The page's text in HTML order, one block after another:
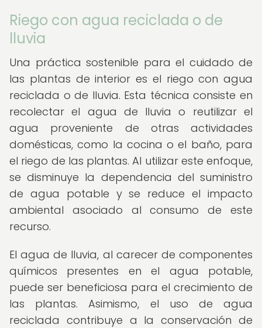
Riego con agua reciclada o de
lluvia
Una práctica sostenible para el cuidado de
las plantas de interior es el riego con agua
reciclada o de lluvia. Esta técnica consiste en
recolectar el agua de lluvia o reutilizar el
agua proveniente de otras actividades
domésticas, como la cocina o el baño, para
el riego de las plantas. Al utilizar este enfoque,
se disminuye la dependencia del suministro
de agua potable y se reduce el impacto
ambiental asociado al consumo de este
recurso.
El agua de lluvia, al carecer de componentes
químicos presentes en el agua potable,
puede ser beneficiosa para el crecimiento de
las plantas. Asimismo, el uso de agua
reciclada contribuye a la conservación de